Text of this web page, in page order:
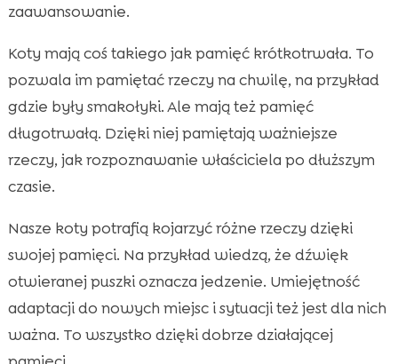
zaawansowanie.
Koty mają coś takiego jak pamięć krótkotrwała. To
pozwala im pamiętać rzeczy na chwilę, na przykład
gdzie były smakołyki. Ale mają też pamięć
długotrwałą. Dzięki niej pamiętają ważniejsze
rzeczy, jak rozpoznawanie właściciela po dłuższym
czasie.
Nasze koty potrafią kojarzyć różne rzeczy dzięki
swojej pamięci. Na przykład wiedzą, że dźwięk
otwieranej puszki oznacza jedzenie. Umiejętność
adaptacji do nowych miejsc i sytuacji też jest dla nich
ważna. To wszystko dzięki dobrze działającej